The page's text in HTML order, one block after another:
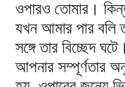
ওপারও তোমার।
যখন আমার পার বলি
সঙ্গে তার বিচ্ছেদ
আপনার সম্পূর্ণতার